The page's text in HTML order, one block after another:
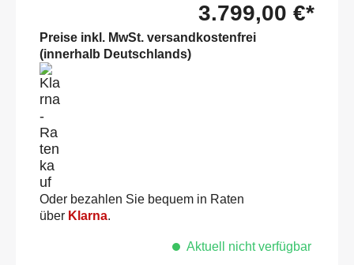
3.799,00 €*
Preise inkl. MwSt. versandkostenfrei
(innerhalb Deutschlands)
Oder bezahlen Sie bequem in Raten
über Klarna.
Aktuell nicht verfügbar